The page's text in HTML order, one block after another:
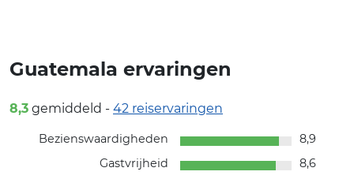
Guatemala ervaringen
8,3 gemiddeld - 42 reiservaringen
Bezienswaardigheden
8,9
Gastvrijheid
8,6